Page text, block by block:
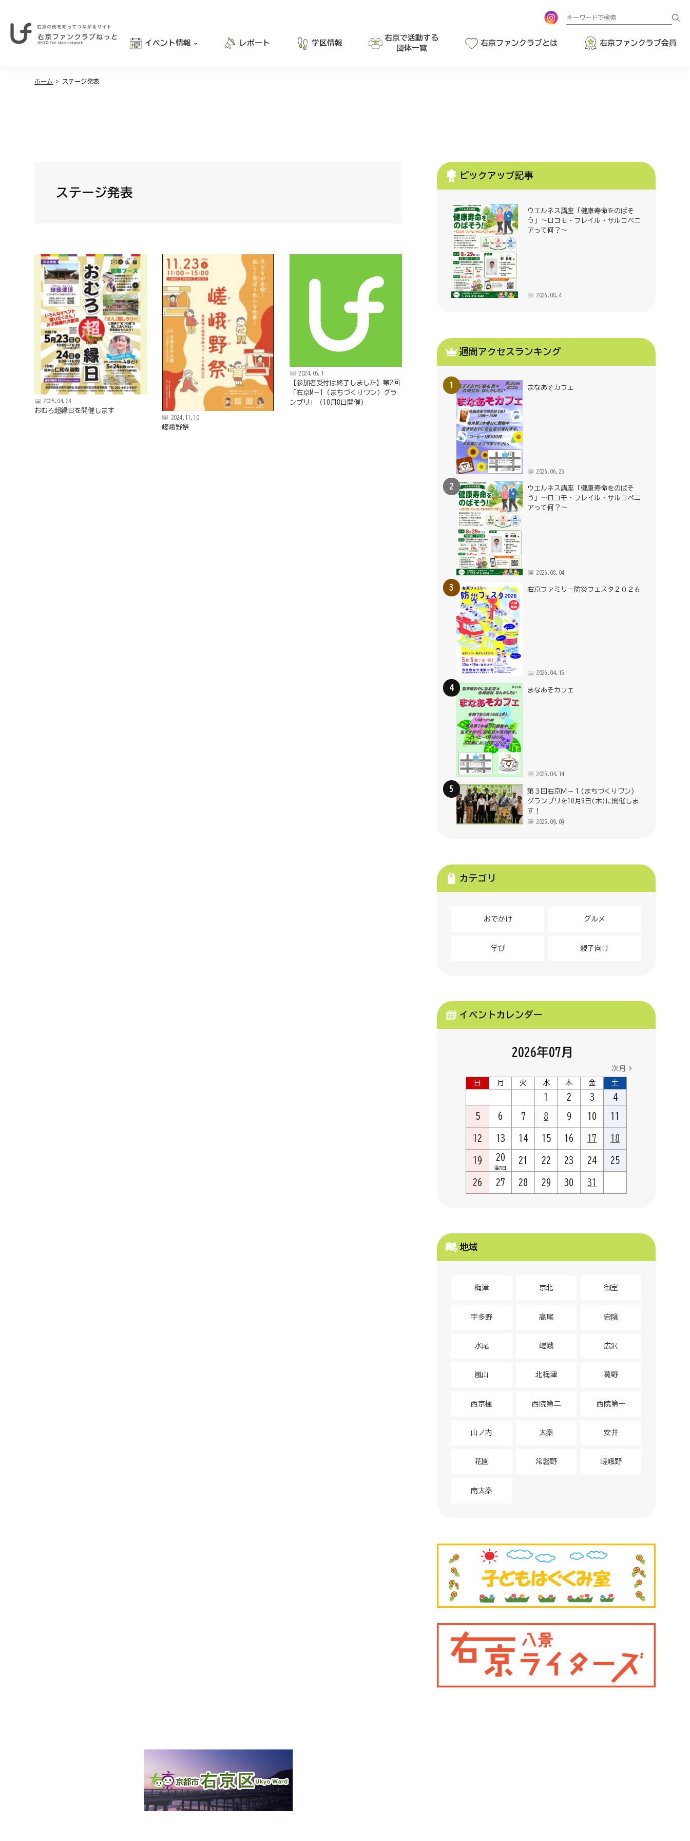
イベント情報 レポート 学区情報
右京で活動する
団体一覧
右京ファンクラブとは 右京ファンクラブ会員
ホーム > ステージ発表
ステージ発表
2025.04.23
おむろ超縁日を開催します
2024.11.10
嵯峨野祭
2024.05.1
【参加者受付は終了しました】第2回
「右京M－1（まちづくりワン）グラ
ンプリ」（10月8日開催）
ピックアップ記事
ウエルネス講座「健康寿命をのばそ
う」～ロコモ・フレイル・サルコペニ
アって何？～
2026.08.4
週間アクセスランキング
まなあそカフェ
2026.06.25
ウエルネス講座「健康寿命をのばそ
う」～ロコモ・フレイル・サルコペニ
アって何？～
2026.08.04
右京ファミリー防災フェスタ２０２６
2026.04.15
まなあそカフェ
2025.04.14
第３回右京Ｍ－１(まちづくりワン)
グランプリを10月9日(木)に開催しま
す！
2025.09.09
カテゴリ
おでかけ グルメ
学び 親子向け
イベントカレンダー
2026年07月
次月
日
月 火 水 木 金 土
1 2 3 4
5 6 7 8 9 10 11
12 13 14 15 16 17 18
19 20
海の日
21 22 23 24 25
26 27 28 29 30 31
地域
梅津 京北 御室
宇多野 高尾 宕陰
水尾 嵯峨 広沢
嵐山 北梅津 葛野
西京極 西院第二 西院第一
山ノ内 太秦 安井
花園 常磐野 嵯峨野
南太秦